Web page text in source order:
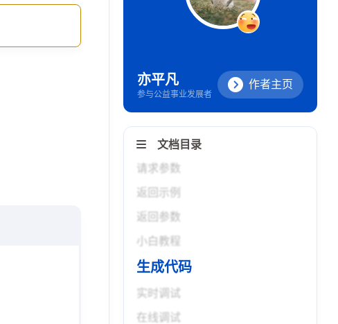
作者主页
亦平凡
参与公益事业发展者
文档目录
请求参数
返回示例
返回参数
小白教程
生成代码
实时调试
在线调试